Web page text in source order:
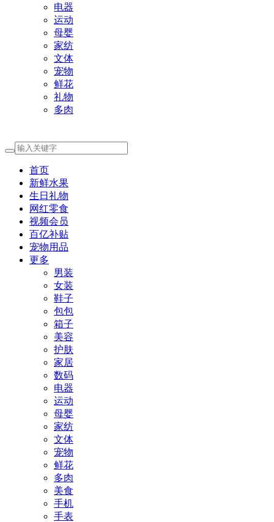
电器
运动
母婴
家纺
文体
宠物
鲜花
礼物
多肉
首页
新鲜水果
生日礼物
网红零食
视频会员
百亿补贴
宠物用品
更多
男装
女装
鞋子
包包
箱子
美容
护肤
家居
数码
电器
运动
母婴
家纺
文体
宠物
鲜花
多肉
美食
手机
手表